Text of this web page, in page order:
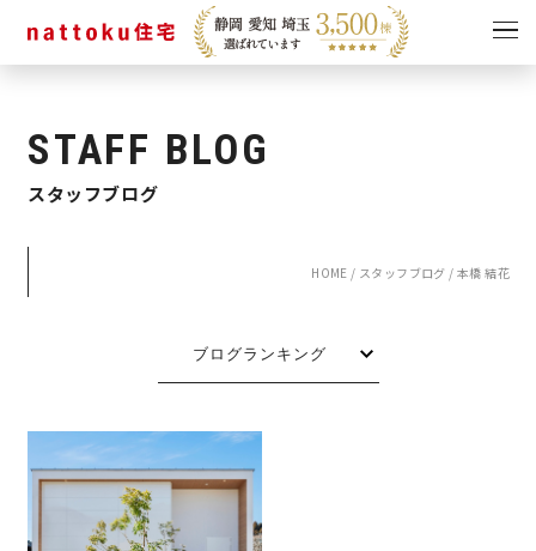
見学会
STAFF BLOG
スタッフブログ
HOME / スタッフブログ / 本橋 結花
ブログランキング